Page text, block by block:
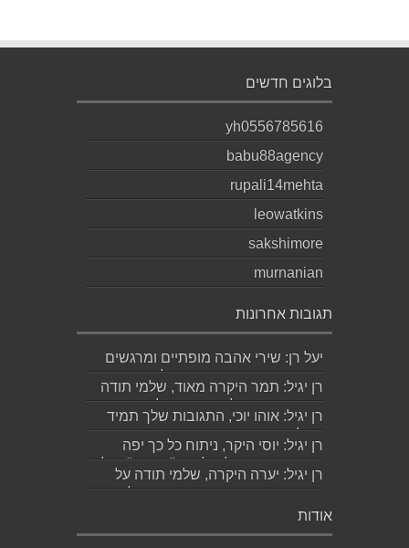
בלוגים חדשים
yh0556785616
babu88agency
rupali14mehta
leowatkins
sakshimore
murnanian
תגובות אחרונות
יעל רן: שירי אהבה מופתיים ומרגשים
עד מאוד כפי שרק גד יודע לכתוב
תודה...
רן יגיל: תמר היקרה מאוד, שלמי תודה
ואמסור כמובן לגד. שבת שלום...
רן יגיל: אוהו יוכי, התגובות שלך תמיד
מאלפות בינה והן יצירה בפני עצמה....
רן יגיל: יוסי היקר, ניתוח כל כך יפה
ומדויק, ממש קולע, לשיר "השקה". של...
רן יגיל: יערה היקרה, שלמי תודה על
התגובה האישית והיפה. אמסור לגדי....
אודות